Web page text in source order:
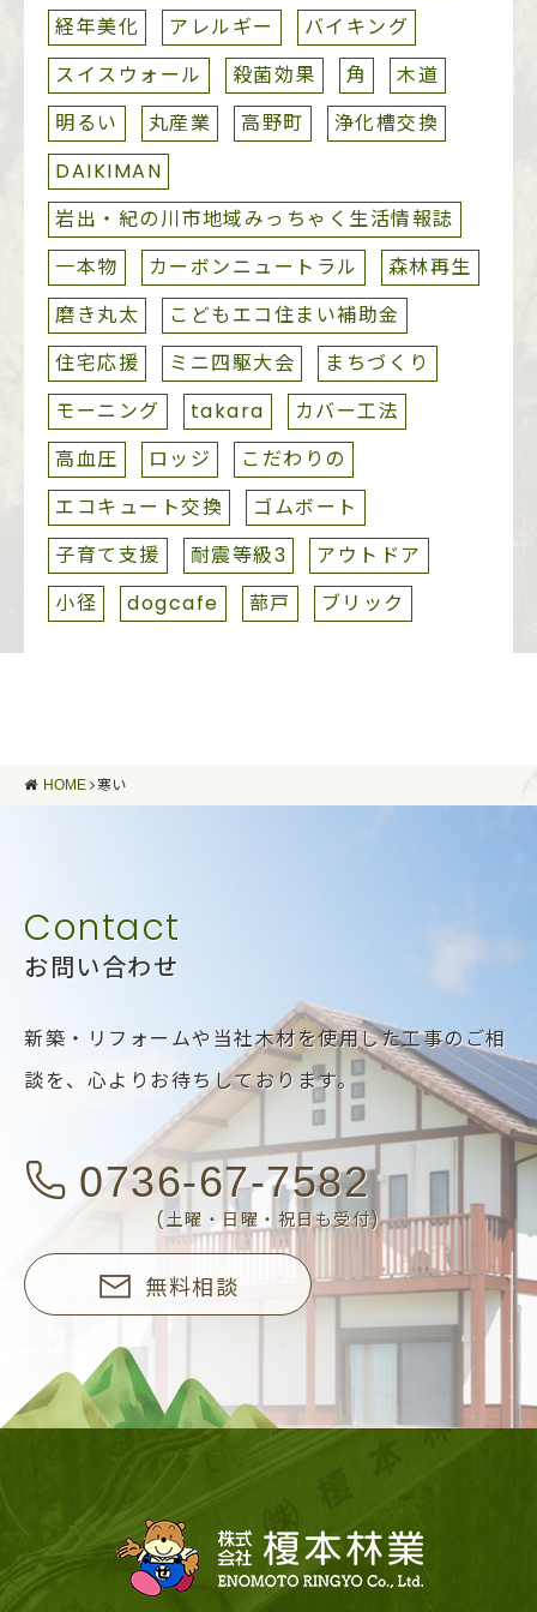
経年美化
アレルギー
バイキング
スイスウォール
殺菌効果 角
木道
明るい
丸産業 高野町
浄化槽交換
DAIKIMAN
岩出・紀の川市地域みっちゃく生活情報誌
一本物
カーボンニュートラル
森林再生
磨き丸太
こどもエコ住まい補助金
住宅応援
ミニ四駆大会
まちづくり
モーニング
takara
カバー工法
高血圧
ロッジ
こだわりの
エコキュート交換
ゴムボート
子育て支援
耐震等級3
アウトドア
小径
dogcafe 蔀戸 ブリック
HOME 寒い
お問い合わせ
新築・リフォームや当社木材を使用した工事のご相
談を、 心よりお待ちしております。
0736-67-7582
(土曜・日曜・祝日も受付)
無料相談